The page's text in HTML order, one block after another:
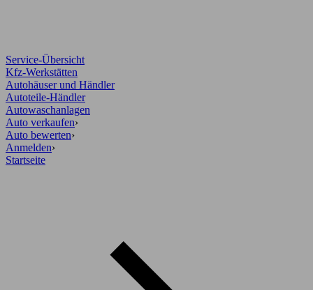
Service-Übersicht
Kfz-Werkstätten
Autohäuser und Händler
Autoteile-Händler
Autowaschanlagen
Auto verkaufen›
Auto bewerten›
Anmelden›
Startseite